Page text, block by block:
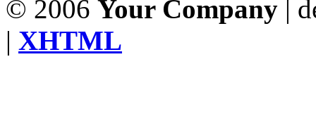
© 2006 Your Company |
| XHTML